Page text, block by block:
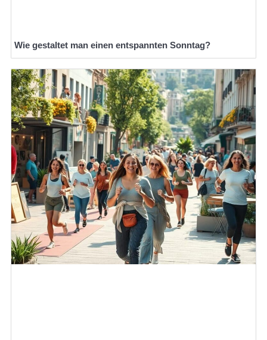
Wie gestaltet man einen entspannten Sonntag?